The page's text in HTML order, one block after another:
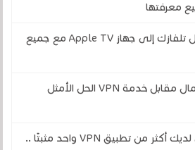
معرفتها
تطبيق يقوم بتحويل تلفازك إلى جهاز Apple TV مع جميع
لماذا لا يُعدّ دفع المال مقابل خدمة VPN الحل الأمثل
لماذا يجب أن يكون لديك أكثر من تطبيق VPN واحد مثبتًا ..